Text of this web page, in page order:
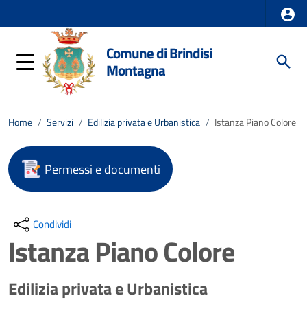
Comune di Brindisi
Montagna
Home / Servizi / Edilizia privata e Urbanistica / Istanza Piano Colore
Permessi e documenti
Condividi
Istanza Piano Colore
Edilizia privata e Urbanistica